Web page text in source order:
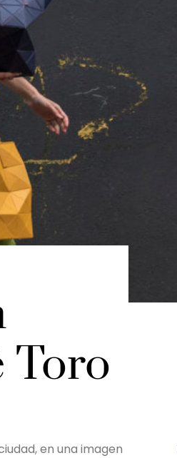
Toro
en una imagen